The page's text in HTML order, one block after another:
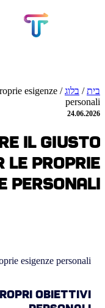
בית/ בלוג/
esigenze
personali
24.06.2026
il giusto
le proprie
personali
esigenze personali
obiettivi